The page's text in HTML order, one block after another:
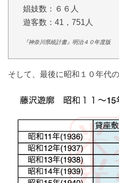
娼妓数：６６人
遊客数：41，751人
『神奈川県統計書』明治４０年度版
そして、最後に昭和１０年代